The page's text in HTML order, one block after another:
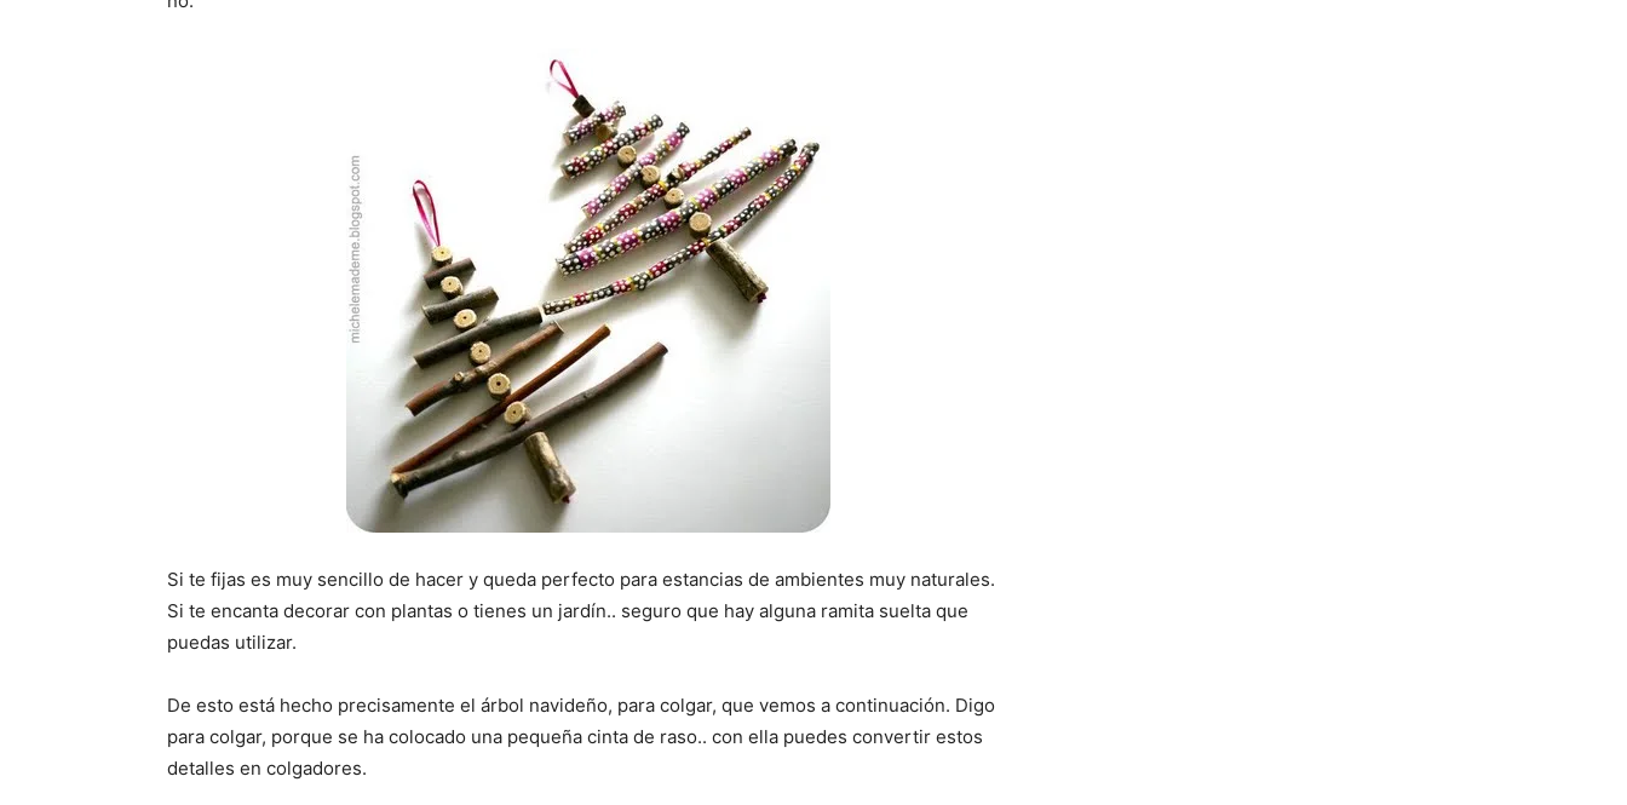
Si te fijas es muy sencillo de hacer y queda perfecto para estancias de ambientes muy naturales.
Si te encanta decorar con plantas o tienes un jardín.. seguro que hay alguna ramita suelta que
puedas utilizar.
De esto está hecho precisamente el árbol navideño, para colgar, que vemos a continuación. Digo
para colgar, porque se ha colocado una pequeña cinta de raso.. con ella puedes convertir estos
detalles en colgadores.